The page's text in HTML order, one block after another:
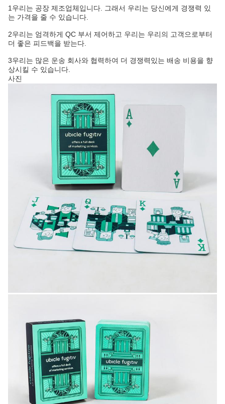
1우리는 공장 제조업체입니다. 그래서 우리는 당신에게 경쟁력 있
는 가격을 줄 수 있습니다.
2우리는 엄격하게 QC 부서 제어하고 우리는 우리의 고객으로부터
더 좋은 피드백을 받는다.
3우리는 많은 운송 회사와 협력하여 더 경쟁력있는 배송 비용을 향
상시킬 수 있습니다.
사진